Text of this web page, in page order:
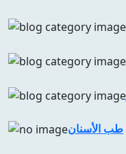
طب الأسنان